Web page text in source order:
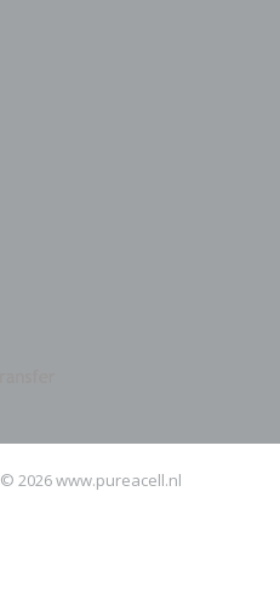
© 2026 www.pureacell.nl